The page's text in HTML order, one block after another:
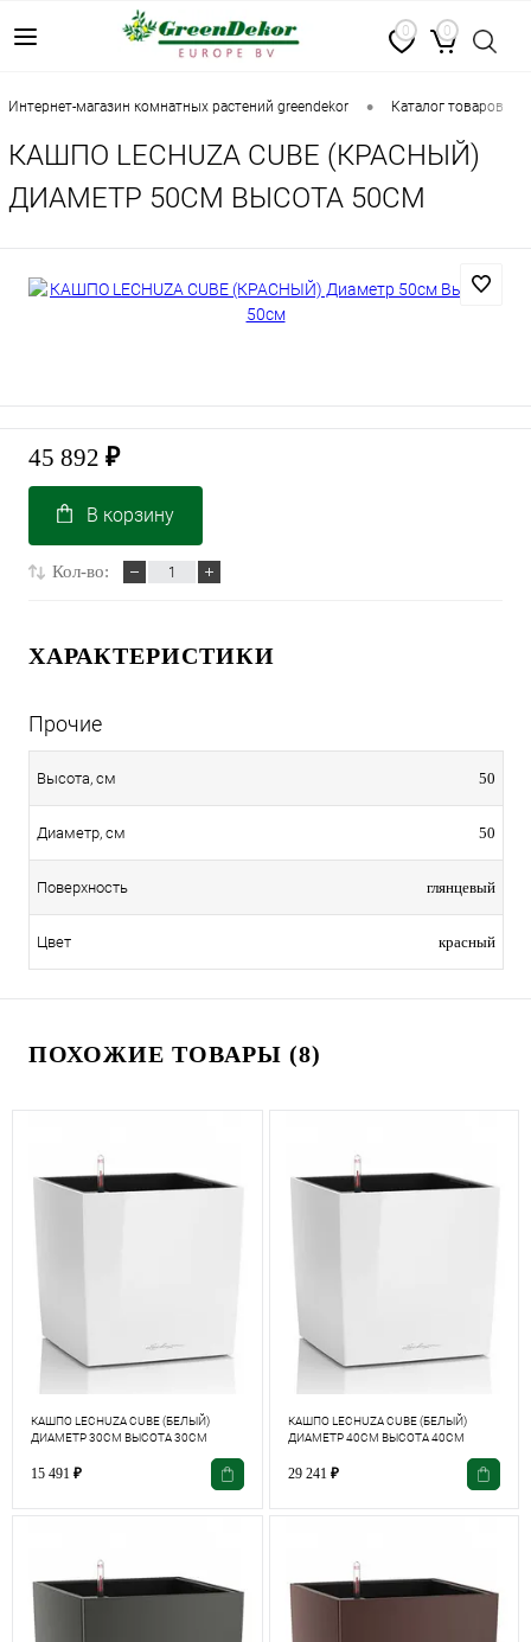
0 0
интернет-магазин комнатных растений greendekor • каталог товаров
КАШПО LECHUZA CUBE (КРАСНЫЙ)
ДИАМЕТР 50СМ ВЫСОТА 50СМ
45 892 ₽
В корзину
Кол-во:
ХАРАКТЕРИСТИКИ
Прочие
Высота, см 50
Диаметр, см 50
Поверхность глянцевый
Цвет красный
ПОХОЖИЕ ТОВАРЫ (8)
КАШПО LECHUZA CUBE (БЕЛЫЙ)
ДИАМЕТР 30СМ ВЫСОТА 30СМ
15 491 ₽
КАШПО LECHUZA CUBE (БЕЛЫЙ)
ДИАМЕТР 40СМ ВЫСОТА 40СМ
29 241 ₽